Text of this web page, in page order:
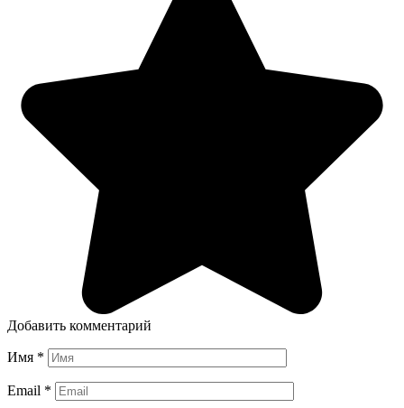
Добавить комментарий
Имя *
Email *